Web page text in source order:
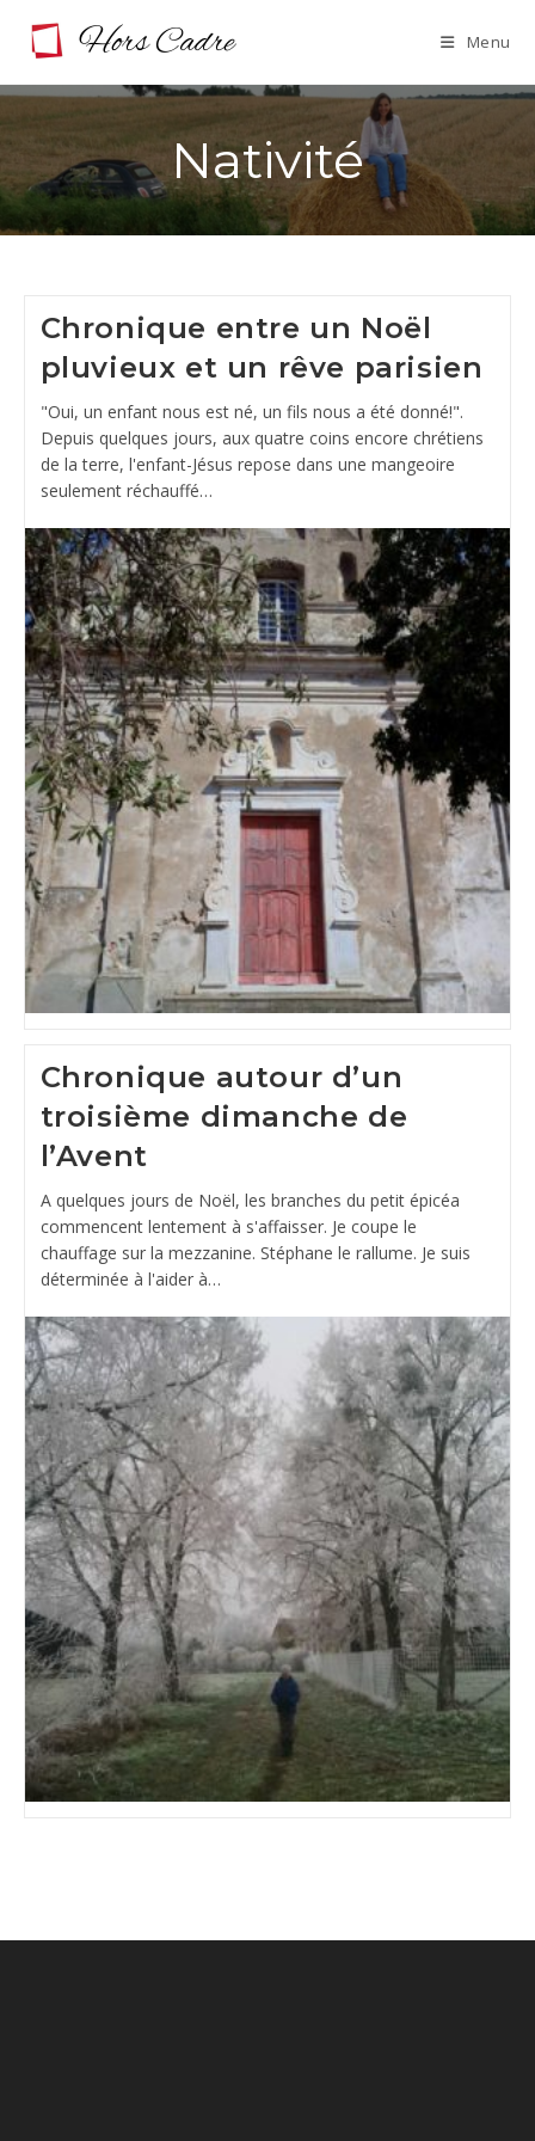
Menu
Nativité
Chronique entre un Noël
pluvieux et un rêve parisien
"Oui, un enfant nous est né, un fils nous a été donné!".
Depuis quelques jours, aux quatre coins encore chrétiens
de la terre, l'enfant-Jésus repose dans une mangeoire
seulement réchauffé…
Chronique autour d’un
troisième dimanche de
l’Avent
A quelques jours de Noël, les branches du petit épicéa
commencent lentement à s'affaisser. Je coupe le
chauffage sur la mezzanine. Stéphane le rallume. Je suis
déterminée à l'aider à…